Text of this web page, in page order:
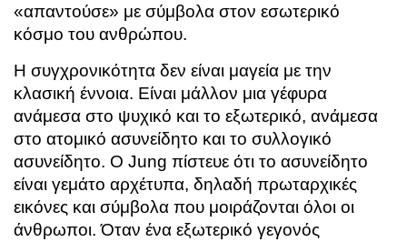
«απαντούσε» με σύμβολα στον εσωτερικό
κόσμο του ανθρώπου.
Η συγχρονικότητα δεν είναι μαγεία με την
κλασική έννοια. Είναι μάλλον μια γέφυρα
ανάμεσα στο ψυχικό και το εξωτερικό, ανάμεσα
στο ατομικό ασυνείδητο και το συλλογικό
ασυνείδητο. Ο Jung πίστευε ότι το ασυνείδητο
είναι γεμάτο αρχέτυπα, δηλαδή πρωταρχικές
εικόνες και σύμβολα που μοιράζονται όλοι οι
άνθρωποι. Όταν ένα εξωτερικό γεγονός